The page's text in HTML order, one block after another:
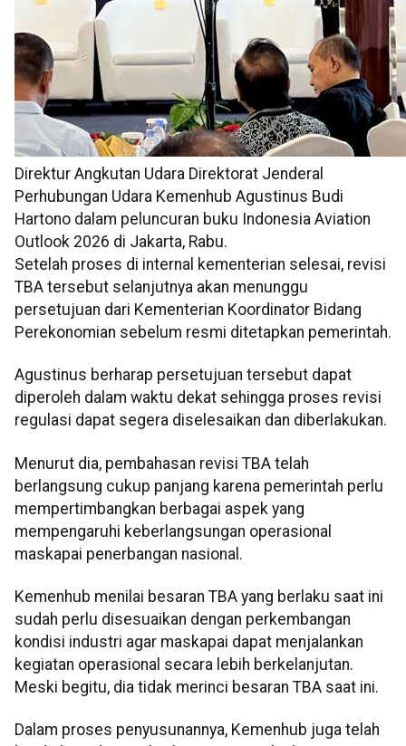
Direktur Angkutan Udara Direktorat Jenderal
Perhubungan Udara Kemenhub Agustinus Budi
Hartono dalam peluncuran buku Indonesia Aviation
Outlook 2026 di Jakarta, Rabu.
Setelah proses di internal kementerian selesai, revisi
TBA tersebut selanjutnya akan menunggu
persetujuan dari Kementerian Koordinator Bidang
Perekonomian sebelum resmi ditetapkan pemerintah.
Agustinus berharap persetujuan tersebut dapat
diperoleh dalam waktu dekat sehingga proses revisi
regulasi dapat segera diselesaikan dan diberlakukan.
Menurut dia, pembahasan revisi TBA telah
berlangsung cukup panjang karena pemerintah perlu
mempertimbangkan berbagai aspek yang
mempengaruhi keberlangsungan operasional
maskapai penerbangan nasional.
Kemenhub menilai besaran TBA yang berlaku saat ini
sudah perlu disesuaikan dengan perkembangan
kondisi industri agar maskapai dapat menjalankan
kegiatan operasional secara lebih berkelanjutan.
Meski begitu, dia tidak merinci besaran TBA saat ini.
Dalam proses penyusunannya, Kemenhub juga telah